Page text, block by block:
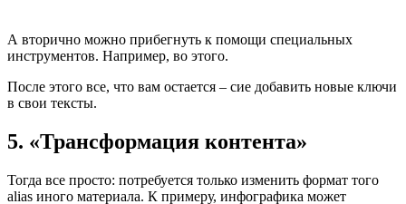
А вторично можно прибегнуть к помощи специальных
инструментов. Например, во этого.
После этого все, что вам остается – сие добавить новые ключи
в свои тексты.
5. «Трансформация контента»
Тогда все просто: потребуется только изменить формат того
alias иного материала. К примеру, инфографика может